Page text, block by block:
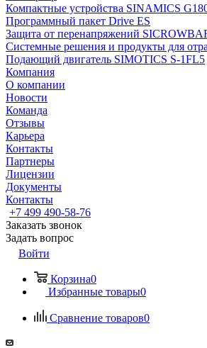
Компактные устройства SINAMICS
Программный пакет Drive ES
Защита от перенапряжений
Системные решения и продукты для
Подающий двигатель SIMOTICS S-1FL5
Компания
О компании
Новости
Команда
Отзывы
Карьера
Контакты
Партнеры
Лицензии
Документы
Контакты
+7 499 490-58-76
Заказать звонок
Задать вопрос
Войти
Корзина0
Избранные товары0
Сравнение товаров0